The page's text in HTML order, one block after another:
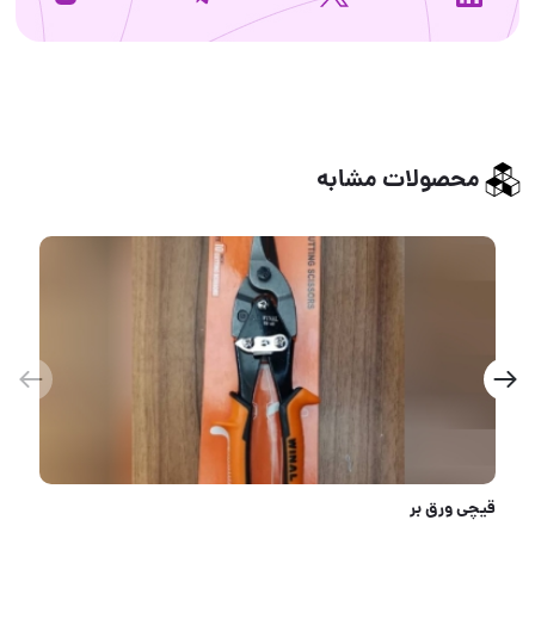
محصولات مشابه
رودیوس کار را برای هر کاربر آسان میکند.